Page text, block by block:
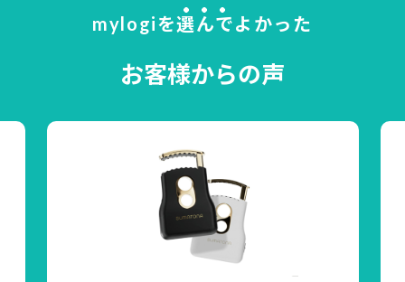
mylogiを選んでよかった
お客様からの声